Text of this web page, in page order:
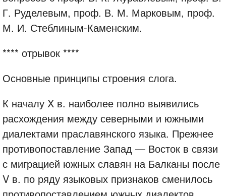
Г. Руделевым, проф. В. М. Марковым, проф.
М. И. Стеблиным-Каменским.
**** отрывок ****
Основные принципы строения слога.
К началу X в. наиболее полно выявились
расхождения между северными и южными
диалектами праславянского языка. Прежнее
противопоставление Запад — Восток в связи
с миграцией южных славян на Балканы после
V в. по ряду языковых признаков сменилось